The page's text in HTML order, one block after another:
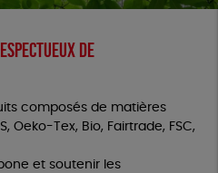
de
composés de matières
Oeko-Tex, Bio, Fairtrade, FSC,
et soutenir les